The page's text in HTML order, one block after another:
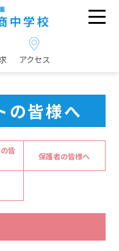
アクセス
の皆様へ
皆
保護者の皆様へ